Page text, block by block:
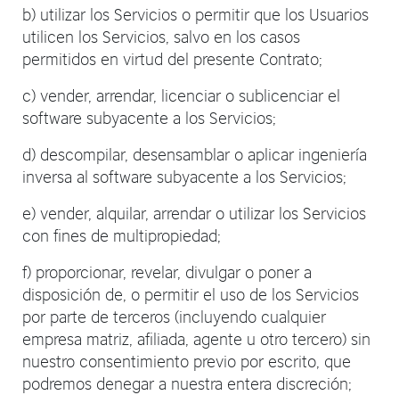
b) utilizar los Servicios o permitir que los Usuarios
utilicen los Servicios, salvo en los casos
permitidos en virtud del presente Contrato;
c) vender, arrendar, licenciar o sublicenciar el
software subyacente a los Servicios;
d) descompilar, desensamblar o aplicar ingeniería
inversa al software subyacente a los Servicios;
e) vender, alquilar, arrendar o utilizar los Servicios
con fines de multipropiedad;
f) proporcionar, revelar, divulgar o poner a
disposición de, o permitir el uso de los Servicios
por parte de terceros (incluyendo cualquier
empresa matriz, afiliada, agente u otro tercero) sin
nuestro consentimiento previo por escrito, que
podremos denegar a nuestra entera discreción;